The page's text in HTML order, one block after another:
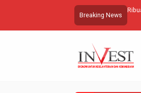
Breaking News
Mangrove bagi Peserta